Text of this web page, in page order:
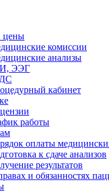
цены
комиссии
анализы
ЭЭГ
кабинет
работы
оплаты
к сдаче анализов
результатов
и обязанностях